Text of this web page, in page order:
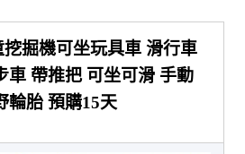
挖掘機可坐玩具車 滑行車
車 帶推把 可坐可滑 手動
輪胎 預購15天